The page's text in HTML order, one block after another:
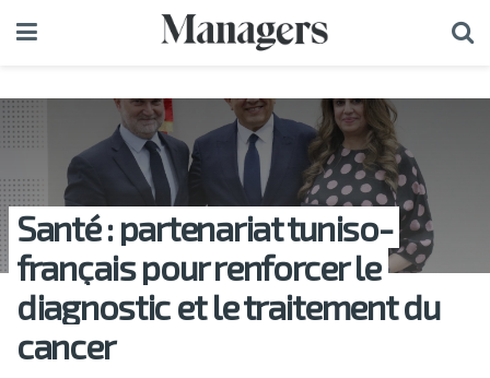
Santé : partenariat tuniso-
français pour renforcer le
diagnostic et le traitement du
cancer